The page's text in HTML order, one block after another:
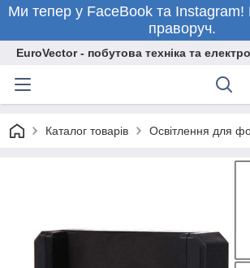
Ми тепер у FaceBook та Instagram!
праворуч.
EuroVector - побутова техніка та
Каталог товарів Освітлення для